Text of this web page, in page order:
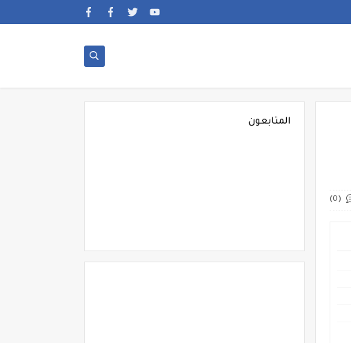
(0)
المتابعون